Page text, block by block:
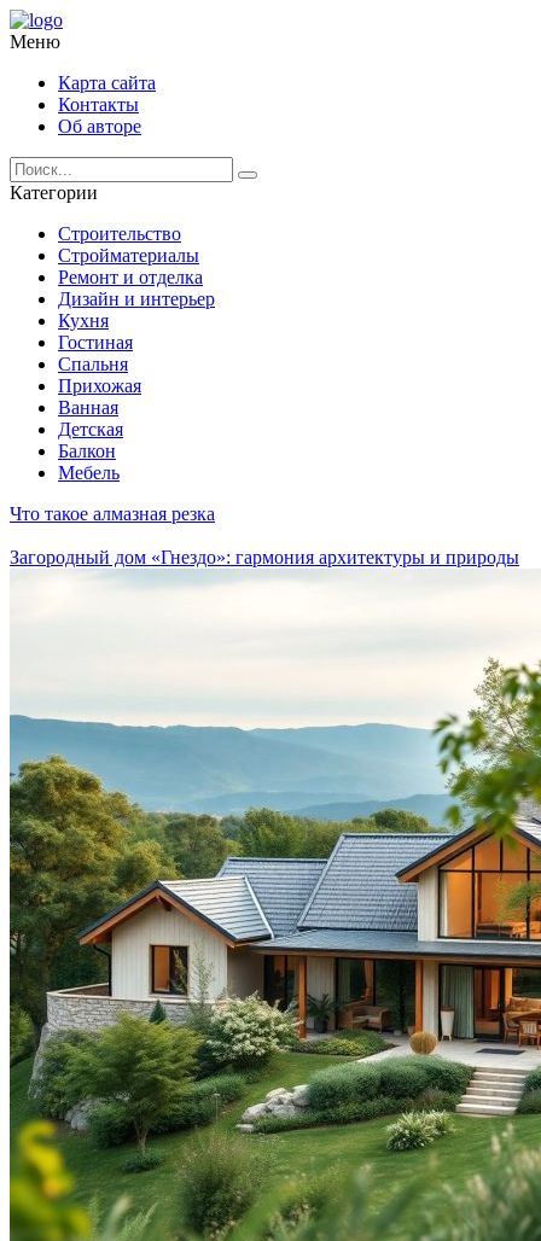
Меню
Карта сайта
Контакты
Об авторе
Категории
Строительство
Стройматериалы
Ремонт и отделка
Дизайн и интерьер
Кухня
Гостиная
Спальня
Прихожая
Ванная
Детская
Балкон
Мебель
Что такое алмазная резка
Загородный дом «Гнездо»: гармония архитектуры и природы